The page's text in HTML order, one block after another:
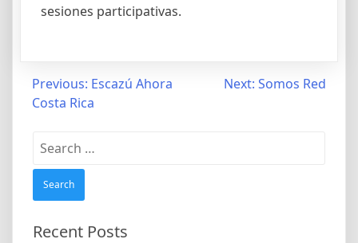
sesiones participativas.
Post
navigation
Previous: Escazú Ahora
Costa Rica
Next: Somos Red
Search
for:
Recent Posts